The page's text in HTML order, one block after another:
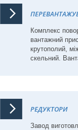
Комплекс
вантажний
крутополий,
скельний.
РЕДУКТОРИ
Завод